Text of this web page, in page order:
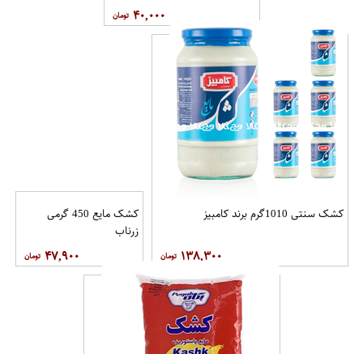
۴۰,۰۰۰
کشک سنتی 1010گرم برند کامبیز
۱۳۸,۳۰۰
کشک مایع 450 گرمی
زرناب
۴۷,۹۰۰